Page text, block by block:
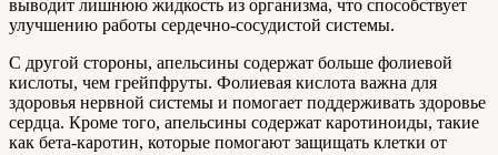
выводит лишнюю жидкость из организма, что способствует
улучшению работы сердечно-сосудистой системы.
С другой стороны, апельсины содержат больше фолиевой
кислоты, чем грейпфруты. Фолиевая кислота важна для
здоровья нервной системы и помогает поддерживать здоровье
сердца. Кроме того, апельсины содержат каротиноиды, такие
как бета-каротин, которые помогают защищать клетки от